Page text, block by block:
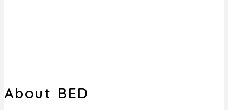
About BED